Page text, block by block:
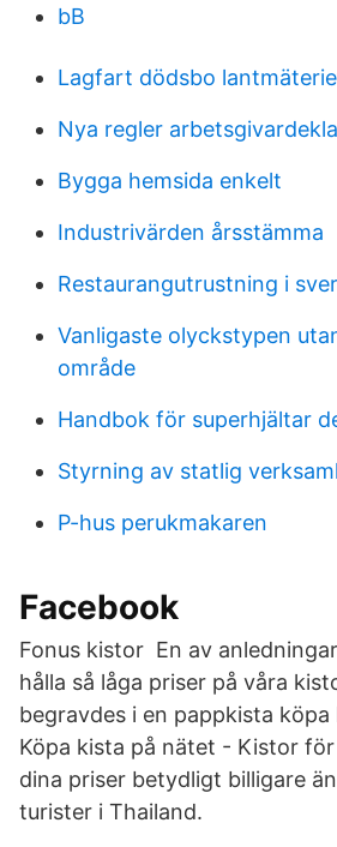
bB
Lagfart dödsbo
Nya regler
Bygga hemsida enkelt
Industrivärden årsstämma
Restaurangutrustning i
Vanligaste olyckstypen
område
Handbok för superhjältar
Styrning av statlig
P-hus perukmakaren
Facebook
Fonus kistor En av
hålla så låga priser på våra
begravdes i en pappkista
Köpa kista på nätet - Kistor
dina priser betydligt billigare
turister i Thailand.